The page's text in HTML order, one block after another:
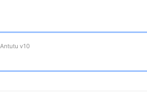
Antutu v10